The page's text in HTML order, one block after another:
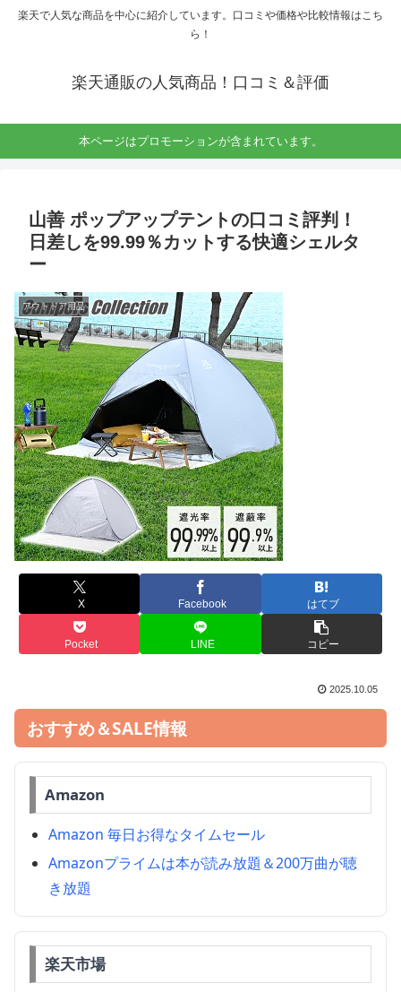
楽天で人気な商品を中心に紹介しています。口コミや価格や比較情報はこち
ら！
楽天通販の人気商品！口コミ＆評価
本ページはプロモーションが含まれています。
山善 ポップアップテントの口コミ評判！
日差しを99.99％カットする快適シェルタ
ー
アウトドア用品
X Facebook はてブ
Pocket LINE コピー
2025.10.05
おすすめ＆SALE情報
Amazon
Amazon 毎日お得なタイムセール
Amazonプライムは本が読み放題＆200万曲が聴
き放題
楽天市場